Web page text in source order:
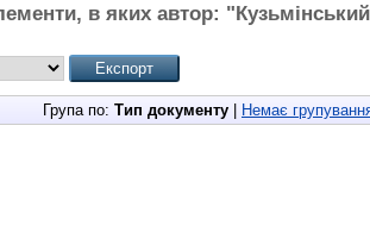
в яких автор: "
Група по: Тип документу Немає